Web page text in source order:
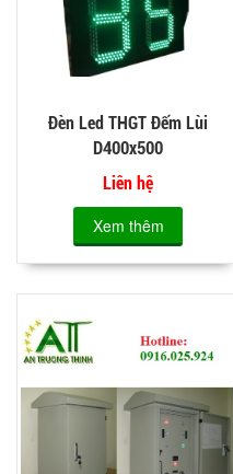
Đèn Led THGT Đếm Lùi
D400x500
Liên hệ
Xem thêm